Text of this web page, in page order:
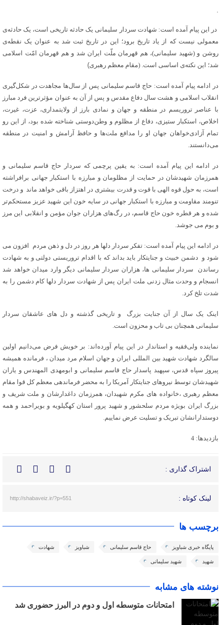
در این پیام آمده است: شهادت سردار سلیمانی یک حادثه‌ تاریخی است، یک حادثه‌ی
معمولی نیست که از یاد تاریخ برود؛ این در تاریخ ثبت شد به عنوان یک نقطه‌ی
روشن و (شهید سلیمانی)، هم قهرمان ملّت ایران شد و هم قهرمان امّت اسلامی
شد؛ این نکته‌ی اساسی است. (مقام معظم رهبری)
در ادامه پیام آمده است: حاج قاسم سلیمانی پس از سال‌ها مجاهدت در شکل‌گیری
انقلاب اسلامی و هشت سال دفاع مقدس و پس از آن به عنوان مؤثرترین فرد مبارز
با عناصر تروریسم در منطقه و جهان و نمادی بارز از ولایتمداری، عزت، غیرت،
اخلاص، استکبار ستیزی، دفاع از مظلوم و وطن‌دوستی شناخته شده بود، از این رو
تمام آزادی‌خواهان جهان او را مدافع ملت‌ها و حافظ آرامش و امنیت در منطقه
می‌دانستند.
در ادامه این پیام آمده است: به یقین پرچمی که سردار حاج قاسم سلیمانی و
همرزمان شهیدشان در حمایت از مظلومان و مبارزه با استکبار جهانی برافراشته
است، به حول قوه الهی با قوت و قدرت بیشتری در اهتزاز باقی خواهد ماند و درخت
تنومند مقاومت و مبارزه با استکبار جهانی در سایه خون این شهید عزیز مستحکم‌تر
شده و هر قطره خون حاج قاسم، در رگ‌های هزاران جوان مؤمن و انقلابی این مرز
و بوم می جوشد.
در ادامه این پیام آمده است: تفکر سردار دلها هر روز در دل و ذهن مردم افزون می
شود و دشمن خبیث و جنایتکار باید بداند که با اقدام تروریستی دولتی و به شهادت
رساندن سردار سلیمانی ها، هزاران سردار سلیمانی دیگر وارد میدان خواهد شد
انسجام و وحدت مثال زدنی ملت ایران پس از شهادت سردار دلها کام دشمن را به
شدت تلخ کرد.
اینک یک سال از آن جنایت بزرگ و تاریخی گذشته و دل های عاشقان سردار
سلیمانی همچنان بی تاب و محزون است.
نماینده ولی‌فقیه و استاندار در این پیام آورده‌ا‌ند: بر خویش فرض می‌دانیم اولین
سالگرد شهادت شهید بین المللی ایران و جهان اسلام مرد میدان ، فرمانده همیشه
پیروز سپاه قدس، سپهبد پاسدار حاج قاسم سلیمانی و ابومهدی المهندس و یاران
شهیدشان توسط نیروهای جنایتکار آمریکا را به محضر فرماندهی معظم کل قوا مقام
معظم رهبری ،خانواده های مکرم شهیدان، همرزمان داغدارشان و ملت شریف و
بزرگ ایران بویژه مردم سلحشور و شهید پرور استان کهگیلویه و بویراحمد و همه
دوستدارانشان تبریک و تسلیت عرض نماییم.
بازدیدها: 4
اشتراک گذاری :
لینک کوتاه : http://shabaveiz.ir/?p=551
برچسب ها
پایگاه خبری شباویز حاج قاسم سلیمانی شباویز شهادت
شهید شهید سلیمانی
نوشته های مشابه
امتحانات متوسطه اول و دوم در البرز حضوری شد